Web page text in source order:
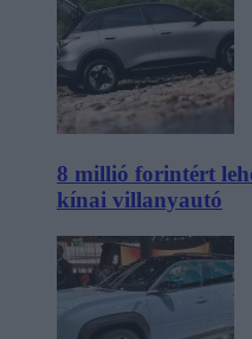
8 millió forintért
kínai villanyautó